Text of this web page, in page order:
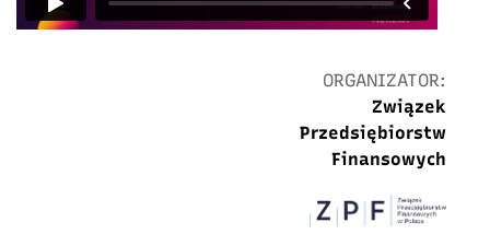
ORGANIZATOR:
Związek
Przedsiębiorstw
Finansowych